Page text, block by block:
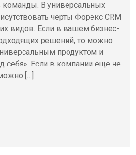
команды. В универсальных
черты Форекс CRM
видов. Если в вашем бизнес-
решений, то можно
продуктом и
себя». Если в компании еще не
[…]